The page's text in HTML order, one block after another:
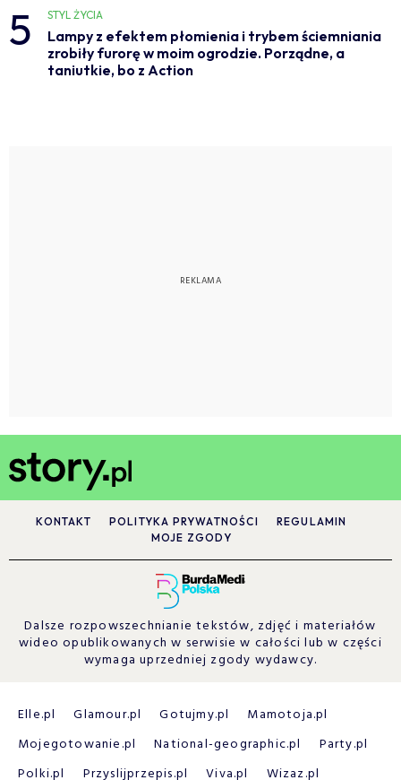
5 STYL ŻYCIA
Lampy z efektem płomienia i trybem ściemniania
zrobiły furorę w moim ogrodzie. Porządne, a
taniutkie, bo z Action
KONTAKT POLITYKA PRYWATNOŚCI
REGULAMIN
MOJE ZGODY
Dalsze rozpowszechnianie tekstów, zdjęć i materiałów
wideo opublikowanych w serwisie w całości lub w części
wymaga uprzedniej zgody wydawcy.
Elle.pl Glamour.pl Gotujmy.pl
Mamotoja.pl
Mojegotowanie.pl
National-geographic.pl
Party.pl
Polki.pl
Przyslijprzepis.pl Viva.pl Wizaz.pl